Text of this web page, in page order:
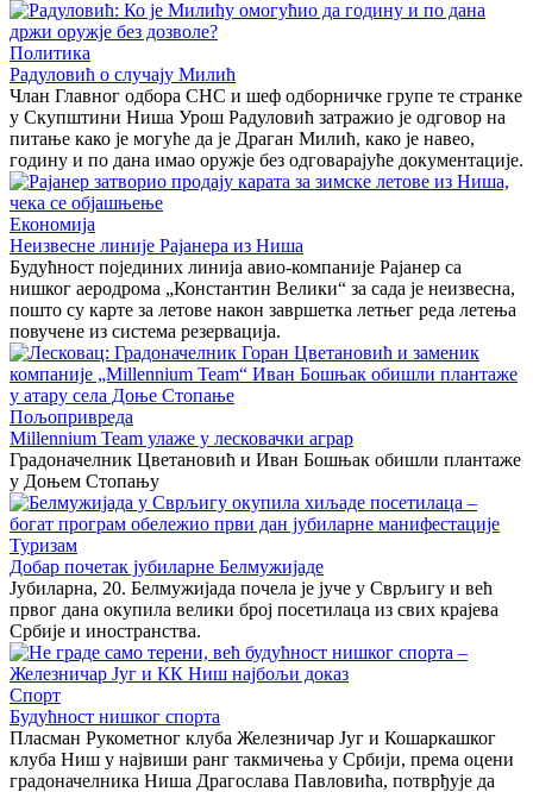
Политика
Радуловић о случају Милић
Члан Главног одбора СНС и шеф одборничке групе те странке
у Скупштини Ниша Урош Радуловић затражио је одговор на
питање како је могуће да је Драган Милић, како је навео,
годину и по дана имао оружје без одговарајуће документације.
Економија
Неизвесне линије Рајанера из Ниша
Будућност појединих линија авио-компаније Рајанер са
нишког аеродрома „Константин Велики“ за сада је неизвесна,
пошто су карте за летове након завршетка летњег реда летења
повучене из система резервација.
Пољопривреда
Millennium Team улаже у лесковачки аграр
Градоначелник Цветановић и Иван Бошњак обишли плантаже
у Доњем Стопању
Туризам
Добар почетак јубиларне Белмужијаде
Јубиларна, 20. Белмужијада почела је јуче у Сврљигу и већ
првог дана окупила велики број посетилаца из свих крајева
Србије и иностранства.
Спорт
Будућност нишког спорта
Пласман Рукометног клуба Железничар Југ и Кошаркашког
клуба Ниш у највиши ранг такмичења у Србији, према оцени
градоначелника Ниша Драгослава Павловића, потврђује да